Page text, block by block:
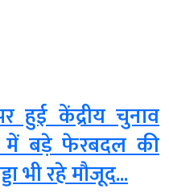
हुई केंद्रीय चुनाव
में बड़े फेरबदल की
भी रहे मौजूद...